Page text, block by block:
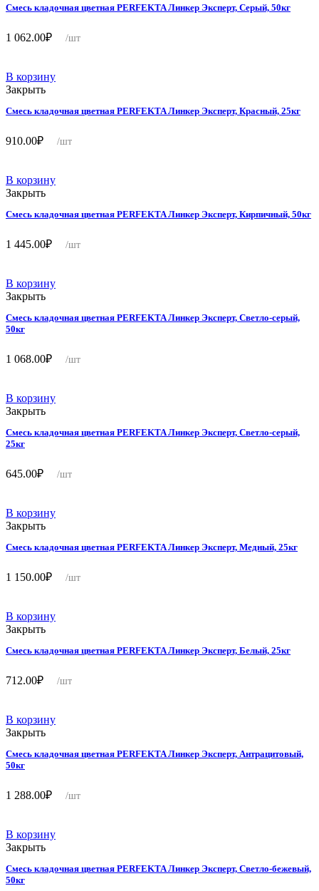
Смесь кладочная цветная PERFEKTA Линкер Эксперт, Серый, 50кг
1 062.00₽ /шт
В корзину
Закрыть
Смесь кладочная цветная PERFEKTA Линкер Эксперт, Красный, 25кг
910.00₽ /шт
В корзину
Закрыть
Смесь кладочная цветная PERFEKTA Линкер Эксперт, Кирпичный, 50кг
1 445.00₽ /шт
В корзину
Закрыть
Смесь кладочная цветная PERFEKTA Линкер Эксперт, Светло-серый,
50кг
1 068.00₽ /шт
В корзину
Закрыть
Смесь кладочная цветная PERFEKTA Линкер Эксперт, Светло-серый,
25кг
645.00₽ /шт
В корзину
Закрыть
Смесь кладочная цветная PERFEKTA Линкер Эксперт, Медный, 25кг
1 150.00₽ /шт
В корзину
Закрыть
Смесь кладочная цветная PERFEKTA Линкер Эксперт, Белый, 25кг
712.00₽ /шт
В корзину
Закрыть
Смесь кладочная цветная PERFEKTA Линкер Эксперт, Антрацитовый,
50кг
1 288.00₽ /шт
В корзину
Закрыть
Смесь кладочная цветная PERFEKTA Линкер Эксперт, Светло-бежевый,
50кг